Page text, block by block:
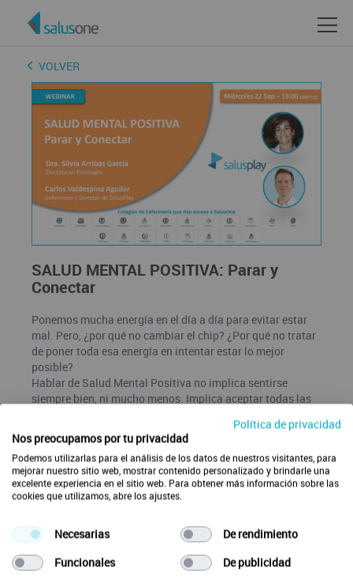
VOLVER
SALUD MENTAL POSITIVA: Parar y
Conectar
Ponemos mucha energía en el día a día para evitar estar
mal. Pero, ¿por qué no cambiar el chip? ¿Por qué no tratar
de poner toda esa energía en intentar estar lo mejor
posible?
Hablar de Salud Mental Positiva no implica sentirse
siempre bien, ni mucho menos. Implica aceptar todas las
momento presente, y no quedarse enganchado/a al
pasado ni al futuro. Implica parar y conectar.
A lo largo del webinar facilitaremos algunas ideas clave
para trabajar en este bienestar emocional, siguiendo las
consignas de la Doctora Teresa Lluch.
Ponentes
Dra. Silvia Arribas García
Fecha/Hora
Política de privacidad
Nos preocupamos por tu privacidad
Podemos utilizarlas para el análisis de los datos de nuestros visitantes, para
mejorar nuestro sitio web, mostrar contenido personalizado y brindarle una
excelente experiencia en el sitio web. Para obtener más información sobre las
cookies que utilizamos, abre los ajustes.
Necesarias
De rendimiento
Funcionales
De publicidad